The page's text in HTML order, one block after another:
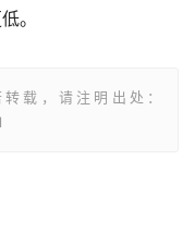
。
载，请注明出处：